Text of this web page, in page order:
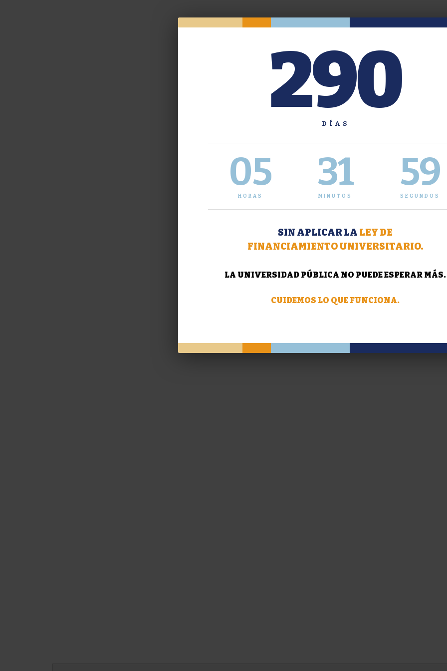
290
DÍAS
05
HORAS
31
MINUTOS
59
SEGUNDOS
SIN APLICAR LA LEY DE
FINANCIAMIENTO UNIVERSITARIO.
LA UNIVERSIDAD PÚBLICA NO PUEDE ESPERAR MÁS.
CUIDEMOS LO QUE FUNCIONA.